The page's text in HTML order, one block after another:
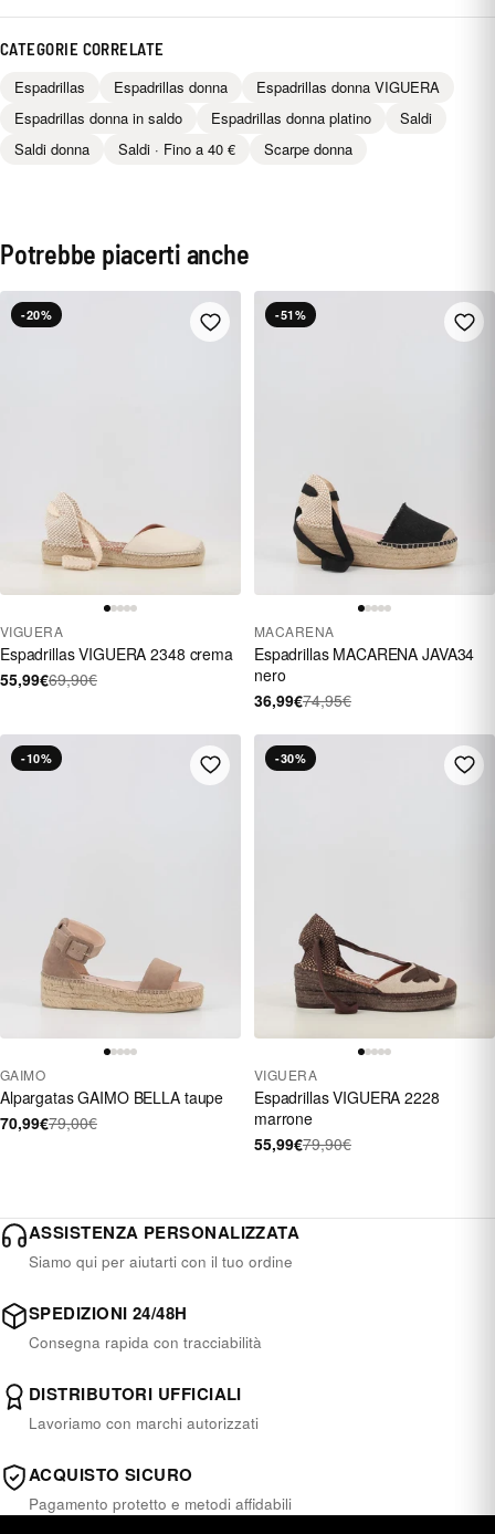
CATEGORIE CORRELATE
Espadrillas Espadrillas donna
Espadrillas donna VIGUERA
Espadrillas donna in saldo
Espadrillas donna platino
Saldi
Saldi donna
Saldi · Fino a 40 € Scarpe donna
Potrebbe piacerti anche
-20%
VIGUERA
Espadrillas VIGUERA 2348 crema
55,99€69,90€
-51%
MACARENA
Espadrillas MACARENA JAVA34
nero
36,99€74,95€
-10%
GAIMO
Alpargatas GAIMO BELLA taupe
70,99€79,00€
-30%
VIGUERA
Espadrillas VIGUERA 2228
marrone
55,99€79,90€
ASSISTENZA PERSONALIZZATA
Siamo qui per aiutarti con il tuo ordine
SPEDIZIONI 24/48H
Consegna rapida con tracciabilità
DISTRIBUTORI UFFICIALI
Lavoriamo con marchi autorizzati
ACQUISTO SICURO
Pagamento protetto e metodi affidabili